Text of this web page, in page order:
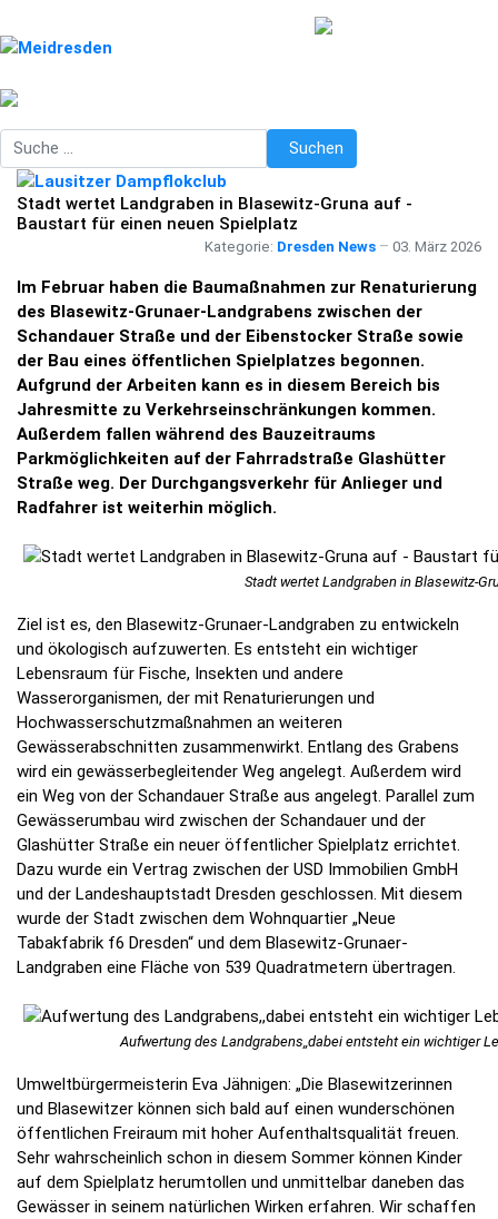
Suchen Suchen
Stadt wertet Landgraben in Blasewitz-Gruna auf -
Baustart für einen neuen Spielplatz
Kategorie: Dresden News 03. März 2026
Im Februar haben die Baumaßnahmen zur Renaturierung
des Blasewitz-Grunaer-Landgrabens zwischen der
Schandauer Straße und der Eibenstocker Straße sowie
der Bau eines öffentlichen Spielplatzes begonnen.
Aufgrund der Arbeiten kann es in diesem Bereich bis
Jahresmitte zu Verkehrseinschränkungen kommen.
Außerdem fallen während des Bauzeitraums
Parkmöglichkeiten auf der Fahrradstraße Glashütter
Straße weg. Der Durchgangsverkehr für Anlieger und
Radfahrer ist weiterhin möglich.
Stadt wertet Landgraben in Blasewitz-
Ziel ist es, den Blasewitz‐Grunaer-Landgraben zu entwickeln
und ökologisch aufzuwerten. Es entsteht ein wichtiger
Lebensraum für Fische, Insekten und andere
Wasserorganismen, der mit Renaturierungen und
Hochwasserschutzmaßnahmen an weiteren
Gewässerabschnitten zusammenwirkt. Entlang des Grabens
wird ein gewässerbegleitender Weg angelegt. Außerdem wird
ein Weg von der Schandauer Straße aus angelegt. Parallel zum
Gewässerumbau wird zwischen der Schandauer und der
Glashütter Straße ein neuer öffentlicher Spielplatz errichtet.
Dazu wurde ein Vertrag zwischen der USD Immobilien GmbH
und der Landeshauptstadt Dresden geschlossen. Mit diesem
wurde der Stadt zwischen dem Wohnquartier „Neue
Tabakfabrik f6 Dresden“ und dem Blasewitz-Grunaer-
Landgraben eine Fläche von 539 Quadratmetern übertragen.
Aufwertung des Landgrabens,,dabei entsteht ein wichtiger
Umweltbürgermeisterin Eva Jähnigen: „Die Blasewitzerinnen
und Blasewitzer können sich bald auf einen wunderschönen
öffentlichen Freiraum mit hoher Aufenthaltsqualität freuen.
Sehr wahrscheinlich schon in diesem Sommer können Kinder
auf dem Spielplatz herumtollen und unmittelbar daneben das
Gewässer in seinem natürlichen Wirken erfahren. Wir schaffen